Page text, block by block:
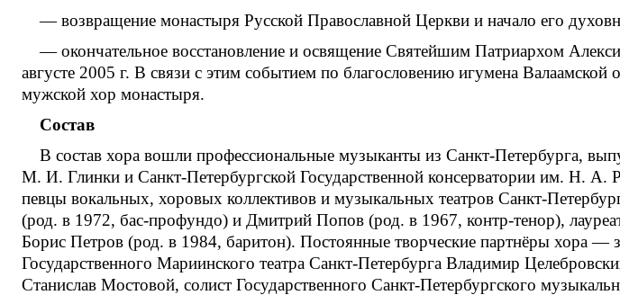
— возвращение монастыря Русской Православной Церкви и начало его
— окончательное восстановление и освящение Святейшим Патриархом
августе 2005 г. В связи с этим событием по благословению игумена
мужской хор монастыря.
Состав
В состав хора вошли профессиональные музыканты из Санкт-Петербурга,
М. И. Глинки и Санкт-Петербургской Государственной консерватории им. Н.
певцы вокальных, хоровых коллективов и музыкальных театров Санкт-
(род. в 1972, бас-профундо) и Дмитрий Попов (род. в 1967, контр-тенор),
Борис Петров (род. в 1984, баритон). Постоянные творческие партнёры хора
Государственного Мариинского театра Санкт-Петербурга Владимир
Станислав Мостовой, солист Государственного Санкт-Петербургского